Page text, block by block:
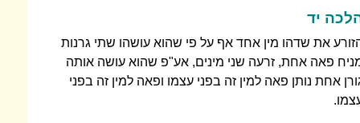
יד
את שדהו מין אחד אף על פי שהוא עושהו שתי גרנות
פאה אחת, זרעה שני מינים, אע"פ שהוא עושה אותה
אחת נותן פאה למין זה בפני עצמו ופאה למין זה בפני